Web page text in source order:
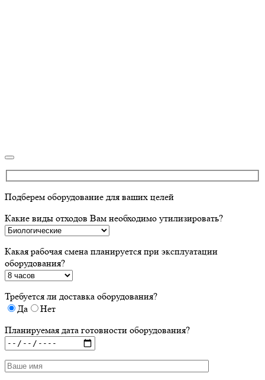
Подберем оборудование для ваших целей
Какие виды отходов Вам необходимо утилизировать?
Какая рабочая смена планируется при эксплуатации
оборудования?
Требуется ли доставка оборудования?
Да
Нет
Планируемая дата готовности оборудования?